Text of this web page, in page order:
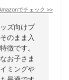
でチェック >>
ズ向けプ
のまま入
徴です。
お子さま
ミングや